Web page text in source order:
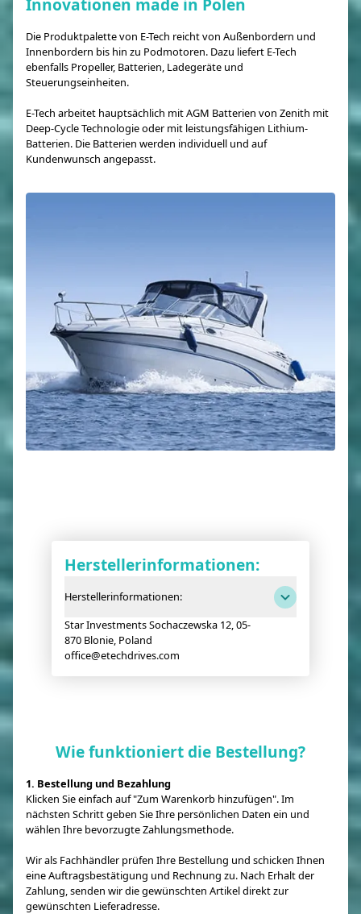
Innovationen made in Polen
Die Produktpalette von E-Tech reicht von Außenbordern und
Innenbordern bis hin zu Podmotoren. Dazu liefert E-Tech
ebenfalls Propeller, Batterien, Ladegeräte und
Steuerungseinheiten.
E-Tech arbeitet hauptsächlich mit AGM Batterien von Zenith mit
Deep-Cycle Technologie oder mit leistungsfähigen Lithium-
Batterien. Die Batterien werden individuell und auf
Kundenwunsch angepasst.
Herstellerinformationen:
Herstellerinformationen:
Star Investments Sochaczewska 12, 05-
870 Blonie, Poland
office@etechdrives.com
Wie funktioniert die Bestellung?
1. Bestellung und Bezahlung
Klicken Sie einfach auf "Zum Warenkorb hinzufügen". Im
nächsten Schritt geben Sie Ihre persönlichen Daten ein und
wählen Ihre bevorzugte Zahlungsmethode.
Wir als Fachhändler prüfen Ihre Bestellung und schicken Ihnen
eine Auftragsbestätigung und Rechnung zu. Nach Erhalt der
Zahlung, senden wir die gewünschten Artikel direkt zur
gewünschten Lieferadresse.